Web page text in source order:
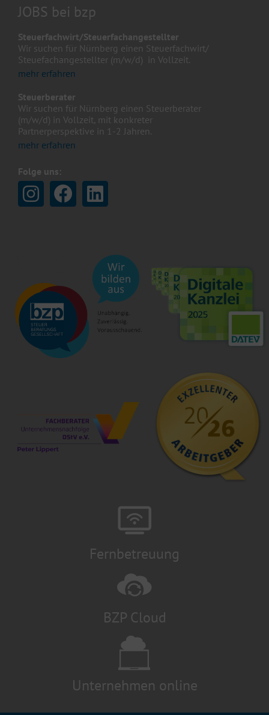
JOBS bei bzp
Steuerfachwirt/Steuerfachangestellter
Wir suchen für Nürnberg einen Steuerfachwirt/
Steuefachangestellter (m/w/d) in Vollzeit.
mehr erfahren
Steuerberater
Wir suchen für Nürnberg einen Steuerberater
(m/w/d) in Vollzeit, mit konkreter
Partnerperspektive in 1-2 Jahren.
mehr erfahren
Folge uns:
Fernbetreuung
BZP Cloud
Unternehmen online